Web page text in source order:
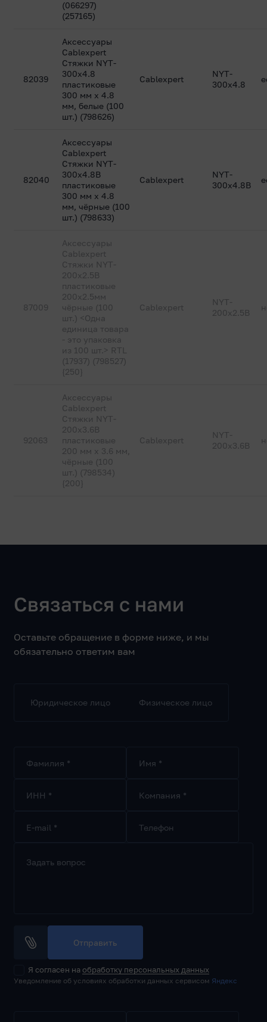
(066297)
(257165)
82039
Аксессуары
Cablexpert
Стяжки NYT-
300x4.8
пластиковые
300 мм х 4.8
мм, белые (100
шт.) (798626)
Cablexpert
NYT-
300x4.8
82040
Аксессуары
Cablexpert
Стяжки NYT-
300x4.8B
пластиковые
300 мм х 4.8
мм, чёрные (100
шт.) (798633)
Cablexpert
NYT-
300x4.8B
87009
Аксессуары
Cablexpert
Стяжки NYT-
200x2.5В
пластиковые
200х2.5мм
чёрные (100
шт.) <Одна
единица товара
- это упаковка
из 100 шт.> RTL
(17937) (798527)
{250}
Cablexpert
NYT-
200x2.5В
92063
Аксессуары
Cablexpert
Стяжки NYT-
200x3.6B
пластиковые
200 мм х 3.6 мм,
чёрные (100
шт.) (798534)
{200}
Cablexpert
NYT-
200x3.6B
Связаться с нами
Оставьте обращение в форме ниже, и мы
обязательно ответим вам
Юридическое лицо Физическое лицо
Фамилия * Имя *
ИНН * Компания *
E-mail * Телефон
Задать вопрос
Отправить
Я согласен наобработку персональных данных
Уведомление об условиях обработки данных сервисом Яндекс